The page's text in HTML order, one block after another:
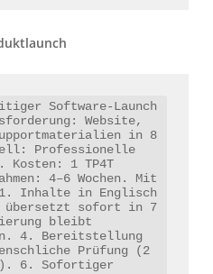
Software-Launch
Website,
in 8
Professionelle
Kosten: 1 TP4T
4–6 Wochen. Mit
1. Inhalte in Englisch
übersetzt sofort in 7
bleibt
4. Bereitstellung
Prüfung (2
6. Sofortiger